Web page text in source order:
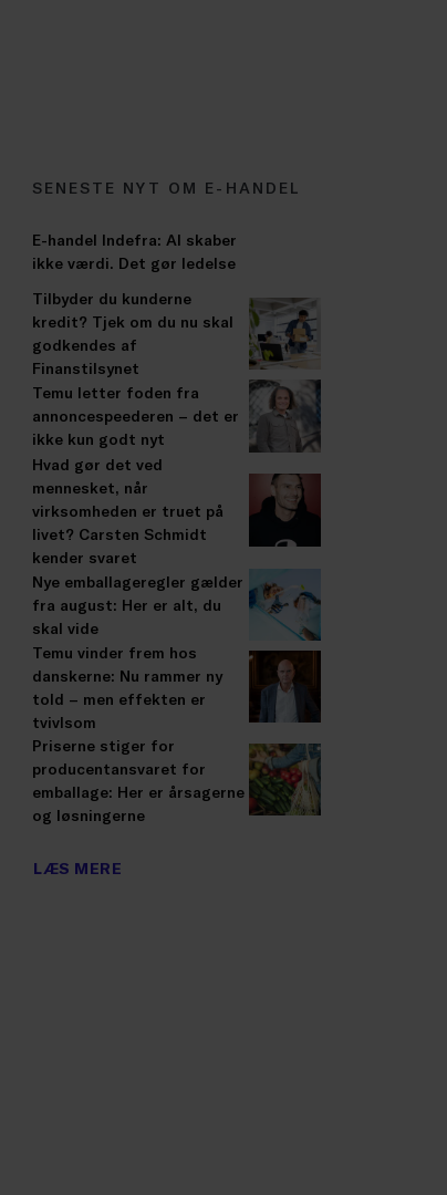
SENESTE NYT OM E-HANDEL
E-handel Indefra: AI skaber
ikke værdi. Det gør ledelse
Tilbyder du kunderne
kredit? Tjek om du nu skal
godkendes af
Finanstilsynet
Temu letter foden fra
annoncespeederen – det er
ikke kun godt nyt
Hvad gør det ved
mennesket, når
virksomheden er truet på
livet? Carsten Schmidt
kender svaret
Nye emballageregler gælder
fra august: Her er alt, du
skal vide
Temu vinder frem hos
danskerne: Nu rammer ny
told – men effekten er
tvivlsom
Priserne stiger for
producentansvaret for
emballage: Her er årsagerne
og løsningerne
LÆS MERE